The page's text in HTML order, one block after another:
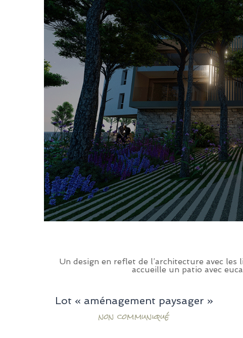
Un design en reflet de l’architecture avec
accueille un patio avec
Lot « aménagement paysager »
non communiqué